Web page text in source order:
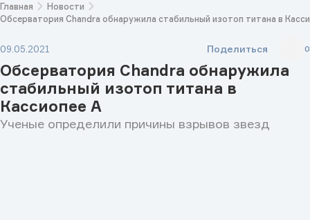
Главная
Новости
Обсерватория Chandra обнаружила стабильный изотоп титана в
09.05.2021 Поделиться 0
Обсерватория Chandra обнаружила
стабильный изотоп титана в
Кассиопее А
Ученые определили причины взрывов звезд